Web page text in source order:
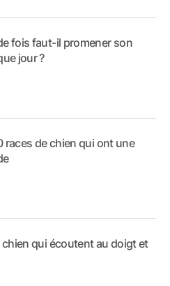
fois faut-il promener son
jour ?
races de chien qui ont une
chien qui écoutent au doigt et